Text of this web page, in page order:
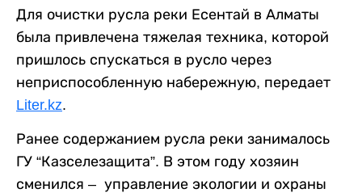
Для очистки русла реки Есентай в Алматы
была привлечена тяжелая техника, которой
пришлось спускаться в русло через
неприспособленную набережную, передает
Liter.kz.
Ранее содержанием русла реки занималось
ГУ “Казселезащита”. В этом году хозяин
сменился – управление экологии и охраны